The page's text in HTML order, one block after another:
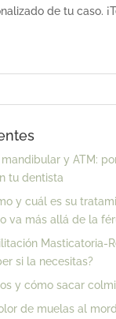
de tu caso.
mandibular y ATM:
tu dentista
y cuál es su
va más allá de la
Masticatoria-
si la necesitas?
y cómo sacar
de muelas al